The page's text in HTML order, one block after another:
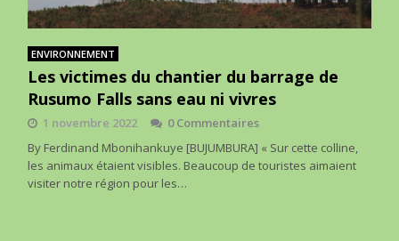
ENVIRONNEMENT
Les victimes du chantier du barrage de
Rusumo Falls sans eau ni vivres
1 novembre 2022
0 Commentaires
By Ferdinand Mbonihankuye [BUJUMBURA] « Sur cette colline,
les animaux étaient visibles. Beaucoup de touristes aimaient
visiter notre région pour les…